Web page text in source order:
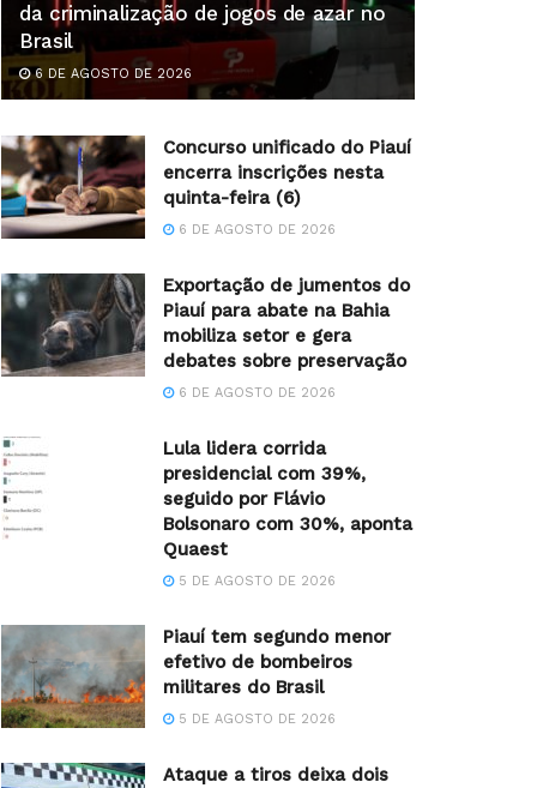
da criminalização de jogos de azar no
Brasil
6 DE AGOSTO DE 2026
Concurso unificado do Piauí
encerra inscrições nesta
quinta-feira (6)
6 DE AGOSTO DE 2026
Exportação de jumentos do
Piauí para abate na Bahia
mobiliza setor e gera
debates sobre preservação
6 DE AGOSTO DE 2026
Lula lidera corrida
presidencial com 39%,
seguido por Flávio
Bolsonaro com 30%, aponta
Quaest
5 DE AGOSTO DE 2026
Piauí tem segundo menor
efetivo de bombeiros
militares do Brasil
5 DE AGOSTO DE 2026
Ataque a tiros deixa dois